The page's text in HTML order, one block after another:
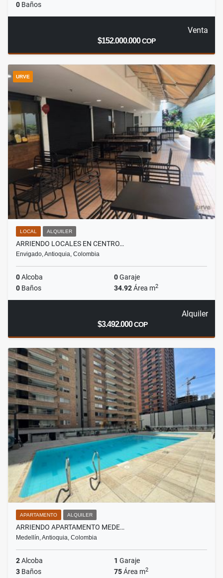
0 Baños
Venta
$152.000.000COP
URVE
LOCAL ALQUILER
ARRIENDO LOCALES EN CENTRO…
Envigado, Antioquia, Colombia
0Alcoba 0Garaje
0 Baños 34.92Área m2
Alquiler
$3.492.000COP
APARTAMENTO ALQUILER
ARRIENDO APARTAMENTO MEDE…
Medellín, Antioquia, Colombia
2Alcoba 1 Garaje
3 Baños 75Área m2